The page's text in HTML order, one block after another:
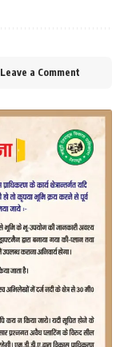
Leave a Comment